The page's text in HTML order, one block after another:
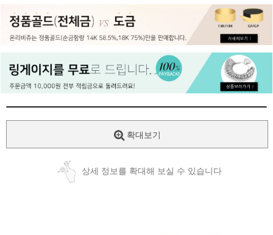
페이코 ID로
PAYCO 바로
확대보기
상세 정보를 확대해 보실 수 있습니다